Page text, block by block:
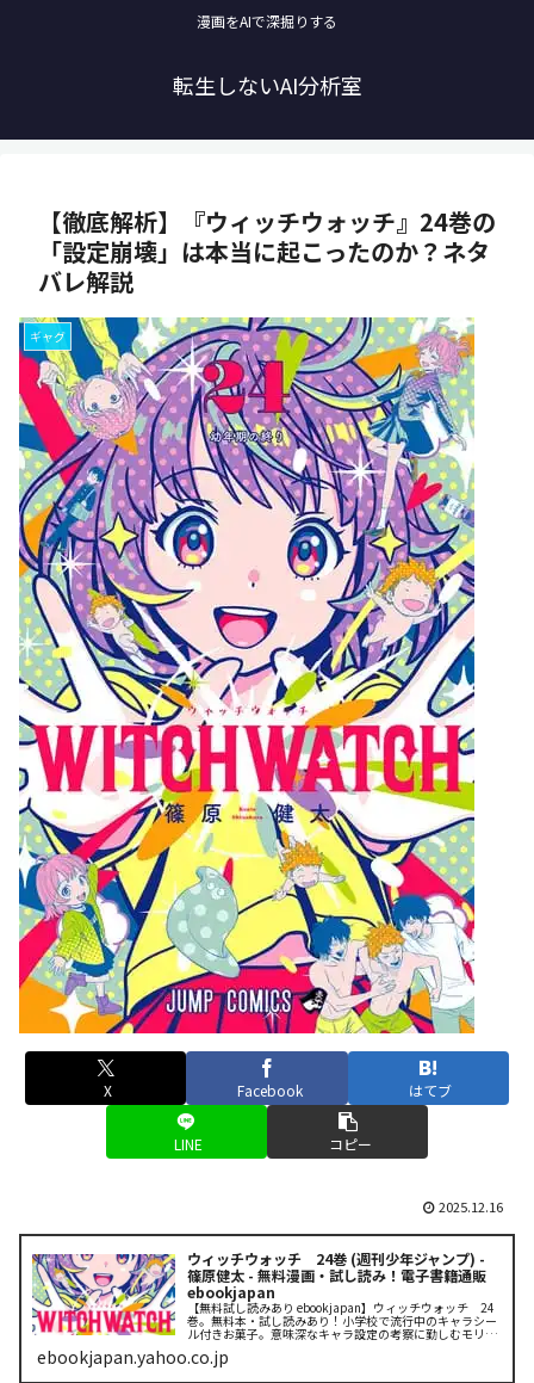
漫画をAIで深掘りする
転生しないAI分析室
【徹底解析】『ウィッチウォッチ』24巻の
「設定崩壊」は本当に起こったのか？ネタ
バレ解説
ギャグ
X Facebook はてブ
LINE コピー
2025.12.16
ウィッチウォッチ 24巻 (週刊少年ジャンプ) -
篠原健太 - 無料漫画・試し読み！電子書籍通販
ebookjapan
【無料試し読みあり ebookjapan】ウィッチウォッチ 24
巻。無料本・試し読みあり！小学校で流行中のキャラシー
ル付きお菓子。意味深なキャラ設定の考察に勤しむモリヒ
トだが、その先に待ち受けていたのは…!? そして、魔法
の蝶集めも終わりに...
ebookjapan.yahoo.co.jp